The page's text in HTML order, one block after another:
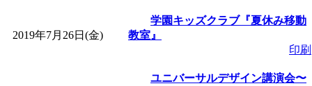
2019年7月26日(金)
学園キッズクラブ『夏休み移動
教室』
印刷
ユニバーサルデザイン講演会〜